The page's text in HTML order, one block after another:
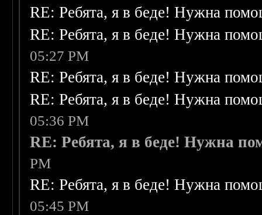
RE: Ребята, я в беде! Нужна
RE: Ребята, я в беде! Нужна
05:27 PM
RE: Ребята, я в беде! Нужна
RE: Ребята, я в беде! Нужна
05:36 PM
RE: Ребята, я в беде! Нужна
PM
RE: Ребята, я в беде! Нужна
05:45 PM